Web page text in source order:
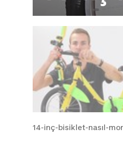
14-inç-bisiklet-nasıl-